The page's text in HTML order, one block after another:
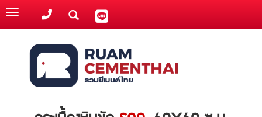
Toggle
navigation